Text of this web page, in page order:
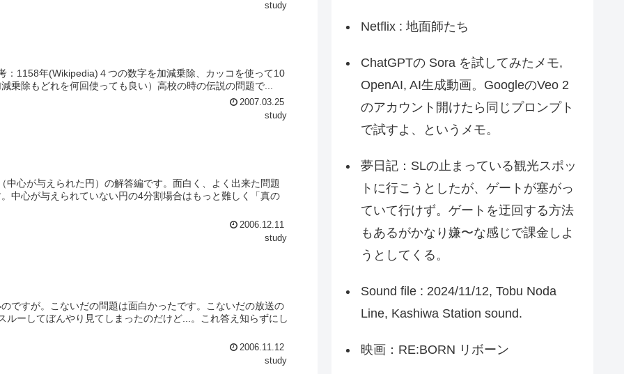
study
1158年(Wikipedia)４つの数字を加減乗除、カッコを使って10
乗除もどれを何回使っても良い）高校の時の伝説の問題で...
2007.03.25
study
心が与えられた円）の解答編です。面白く、よく出来た問題
中心が与えられていない円の4分割場合はもっと難しく「真の
2006.12.11
study
ですが。こないだの問題は面白かったです。こないだの放送の
ーしてぼんやり見てしまったのだけど...。これ答え知らずにし
2006.11.12
study
Netflix : 地面師たち
ChatGPTの Sora を試してみたメモ,
OpenAI, AI生成動画。GoogleのVeo 2
のアカウント開けたら同じプロンプト
で試すよ、というメモ。
夢日記：SLの止まっている観光スポッ
トに行こうとしたが、ゲートが塞がっ
ていて行けず。ゲートを迂回する方法
もあるがかなり嫌〜な感じで課金しよ
うとしてくる。
Sound file : 2024/11/12, Tobu Noda
Line, Kashiwa Station sound.
映画：RE:BORN リボーン